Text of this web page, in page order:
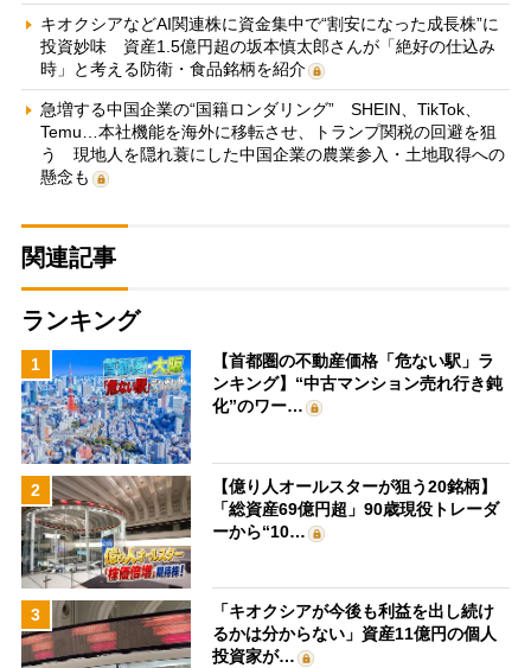
キオクシアなどAI関連株に資金集中で“割安になった成長株”に
投資妙味 資産1.5億円超の坂本慎太郎さんが「絶好の仕込み
時」と考える防衛・食品銘柄を紹介
急増する中国企業の“国籍ロンダリング” SHEIN、TikTok、
Temu…本社機能を海外に移転させ、トランプ関税の回避を狙
う 現地人を隠れ蓑にした中国企業の農業参入・土地取得への
懸念も
関連記事
ランキング
1
【首都圏の不動産価格「危ない駅」ラ
ンキング】“中古マンション売れ行き鈍
化”のワー…
2
【億り人オールスターが狙う20銘柄】
「総資産69億円超」90歳現役トレーダ
ーから“10…
3
「キオクシアが今後も利益を出し続け
るかは分からない」資産11億円の個人
投資家が…